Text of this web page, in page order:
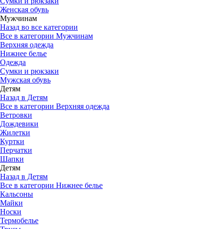
Женская обувь
Мужчинам
Назад во все категории
Все в категории Мужчинам
Верхняя одежда
Нижнее белье
Одежда
Сумки и рюкзаки
Мужская обувь
Детям
Назад в Детям
Все в категории Верхняя одежда
Ветровки
Дождевики
Жилетки
Куртки
Перчатки
Шапки
Детям
Назад в Детям
Все в категории Нижнее белье
Кальсоны
Майки
Носки
Термобелье